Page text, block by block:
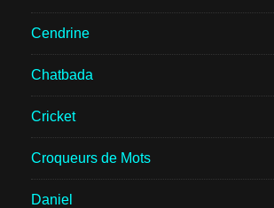
Cendrine
Chatbada
Cricket
Croqueurs de Mots
Daniel